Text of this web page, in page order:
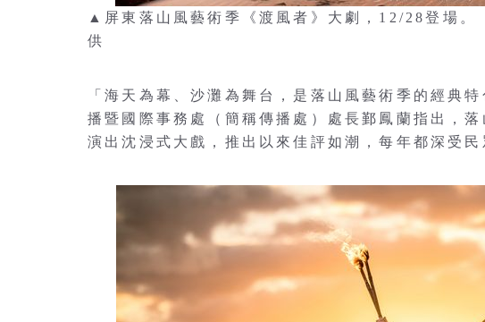
▲屏東落山風藝術季《渡風者》大劇，12/28登場
供
「海天為幕、沙灘為舞台，是落山風藝術季的經典
播暨國際事務處（簡稱傳播處）處長鄞鳳蘭指出，
演出沈浸式大戲，推出以來佳評如潮，每年都深受民